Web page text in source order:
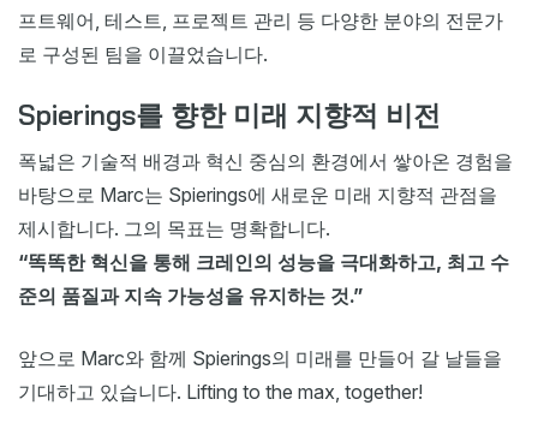
프트웨어, 테스트, 프로젝트 관리 등 다양한 분야의 전문가
로 구성된 팀을 이끌었습니다.
Spierings를 향한 미래 지향적 비전
폭넓은 기술적 배경과 혁신 중심의 환경에서 쌓아온 경험을
바탕으로 Marc는 Spierings에 새로운 미래 지향적 관점을
제시합니다. 그의 목표는 명확합니다.
“똑똑한 혁신을 통해 크레인의 성능을 극대화하고, 최고 수
준의 품질과 지속 가능성을 유지하는 것.”
앞으로 Marc와 함께 Spierings의 미래를 만들어 갈 날들을
기대하고 있습니다. Lifting to the max, together!